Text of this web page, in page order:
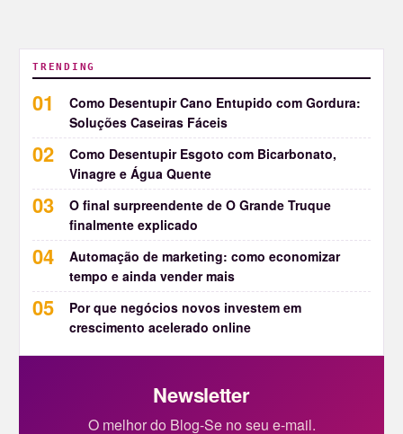
TRENDING
Como Desentupir Cano Entupido com Gordura:
Soluções Caseiras Fáceis
Como Desentupir Esgoto com Bicarbonato,
Vinagre e Água Quente
O final surpreendente de O Grande Truque
finalmente explicado
Automação de marketing: como economizar
tempo e ainda vender mais
Por que negócios novos investem em
crescimento acelerado online
Newsletter
O melhor do Blog-Se no seu e-mail.